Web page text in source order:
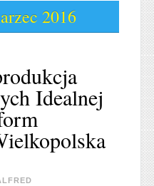
2016
Idealnej